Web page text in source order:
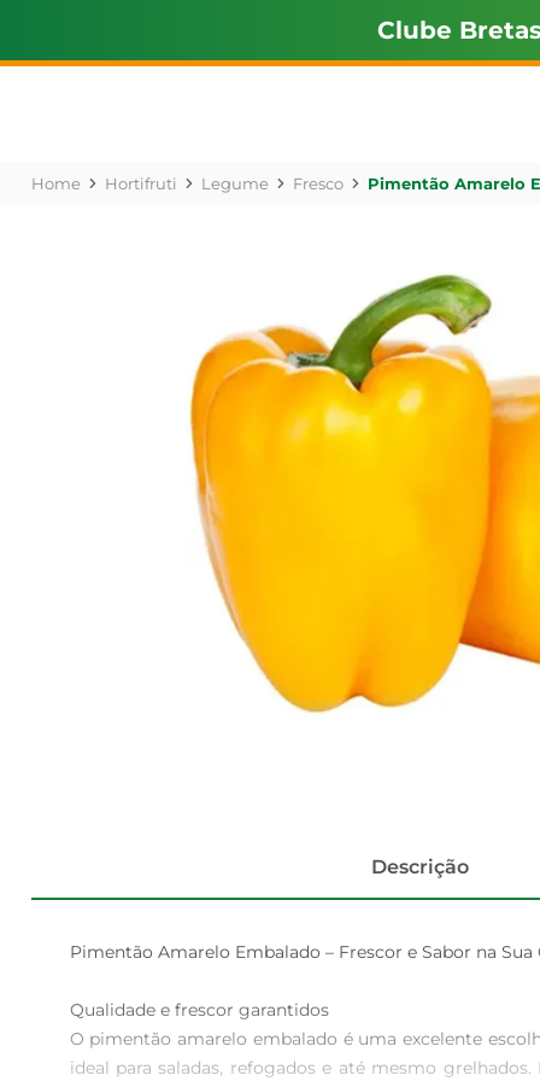
Clube Bretas
Hortifruti Legume Fresco Pimentão Amarelo
Descrição
Pimentão Amarelo Embalado – Frescor e Sabor na Sua
Qualidade e frescor garantidos
O pimentão amarelo embalado é uma excelente
ideal para saladas, refogados e até mesmo